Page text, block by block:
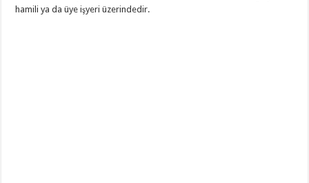
hamili ya da üye işyeri üzerindedir.